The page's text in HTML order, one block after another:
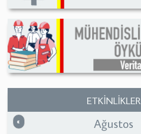
ETKİNLİKLER
« Önceki Ağustos